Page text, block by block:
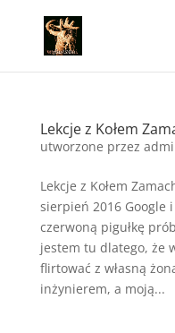
Lekcje z Kołem
utworzone przez
Lekcje z Kołem
sierpień 2016 Google
czerwoną pigułkę
jestem tu dlatego, że
flirtować z własną
inżynierem, a moją...